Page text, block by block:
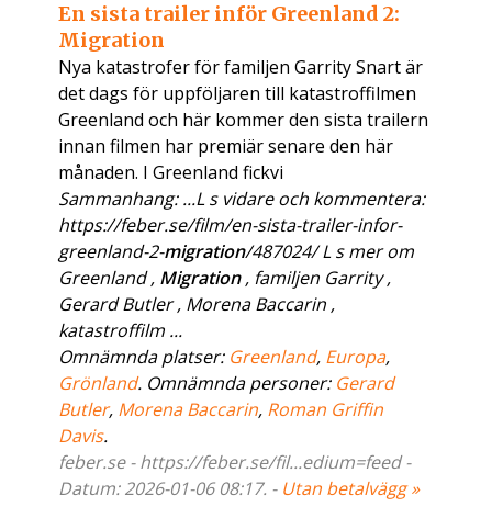
En sista trailer inför Greenland 2:
Migration
Nya katastrofer för familjen Garrity Snart är
det dags för uppföljaren till katastroffilmen
Greenland och här kommer den sista trailern
innan filmen har premiär senare den här
månaden. I Greenland fickvi
Sammanhang: ...L s vidare och kommentera:
https://feber.se/film/en-sista-trailer-infor-
greenland-2-migration/487024/ L s mer om
Greenland , Migration, familjen Garrity ,
Gerard Butler , Morena Baccarin ,
katastroffilm ...
Omnämnda platser: Greenland, Europa,
Grönland. Omnämnda personer: Gerard
Butler, Morena Baccarin, Roman Griffin
Davis.
feber.se - https://feber.se/fil...edium=feed -
Datum: 2026-01-06 08:17. - Utan betalvägg »